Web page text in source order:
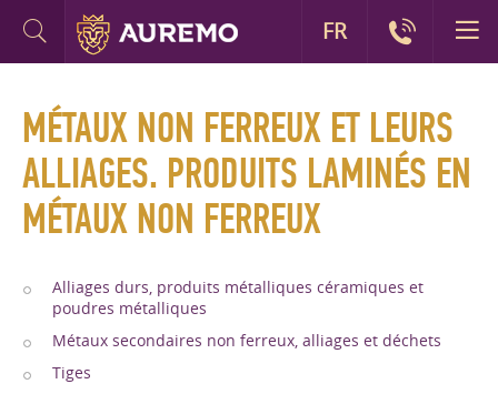
MÉTAUX NON FERREUX ET LEURS
ALLIAGES. PRODUITS LAMINÉS EN
MÉTAUX NON FERREUX
Alliages durs, produits métalliques céramiques et
poudres métalliques
Métaux secondaires non ferreux, alliages et déchets
Tiges
FR